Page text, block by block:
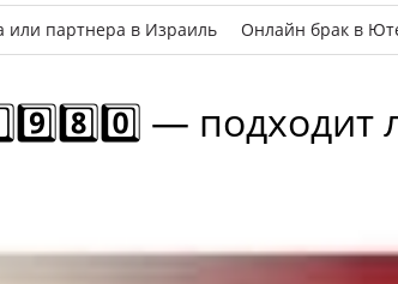
или партнера в Израиль Онлайн брак в
— подходит